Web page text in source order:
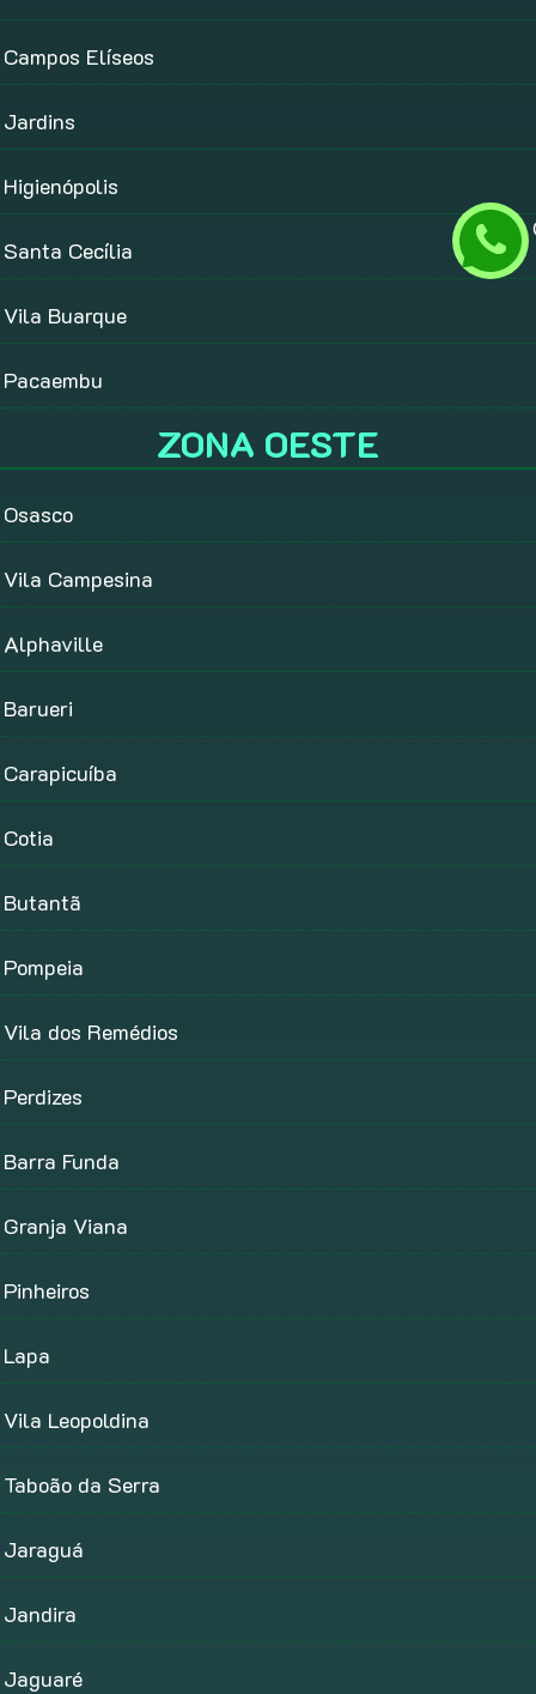
Campos Elíseos
Jardins
Higienópolis
Santa Cecília
Vila Buarque
Pacaembu
ZONA OESTE
Osasco
Vila Campesina
Alphaville
Barueri
Carapicuíba
Cotia
Butantã
Pompeia
Vila dos Remédios
Perdizes
Barra Funda
Granja Viana
Pinheiros
Lapa
Vila Leopoldina
Taboão da Serra
Jaraguá
Jandira
Jaguaré